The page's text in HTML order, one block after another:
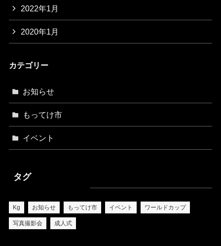
2022年1月
2020年1月
カテゴリー
お知らせ
もってけ市
イベント
タグ
Kg お知らせ もってけ市 イベント ワールドカップ
写真撮影会 成人式